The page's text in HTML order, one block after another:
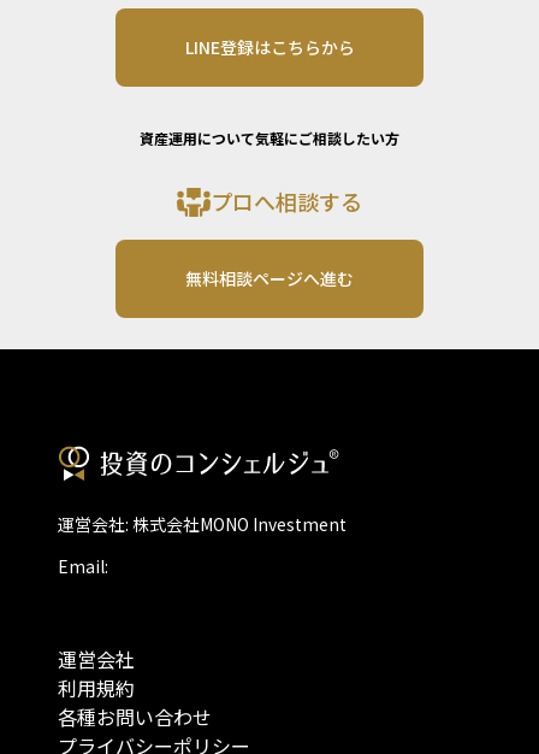
LINE登録はこちらから
資産運用について気軽にご相談したい方
プロへ相談する
無料相談ページへ進む
運営会社: 株式会社MONO Investment
Email:
運営会社
利用規約
各種お問い合わせ
プライバシーポリシー